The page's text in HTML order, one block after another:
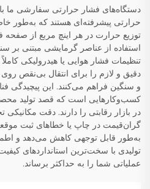
دستگاه‌های فشار حرارتی سفارشی ما
حرارتی پیشرفته‌ای هستند که به‌طور
توزیع حرارت در هر اینچ مربع از صفحه
استفاده از عناصر گرمایشی مبتنی بر
تنظیمات فشار هوایی یا هیدرولیکی
دقیق و لازم را برای انتقال بی‌نقص
و سنگین فراهم می‌کنند. این پیچیدگی
کسب‌وکارهایی است که قصد تولید
در بازار رقابتی را دارند. دقت
به‌طور قابل توجهی کاهش می‌دهد و
تولیدی با سخت‌ترین استانداردهای
عملیاتی شما را به حداکثر برساند.